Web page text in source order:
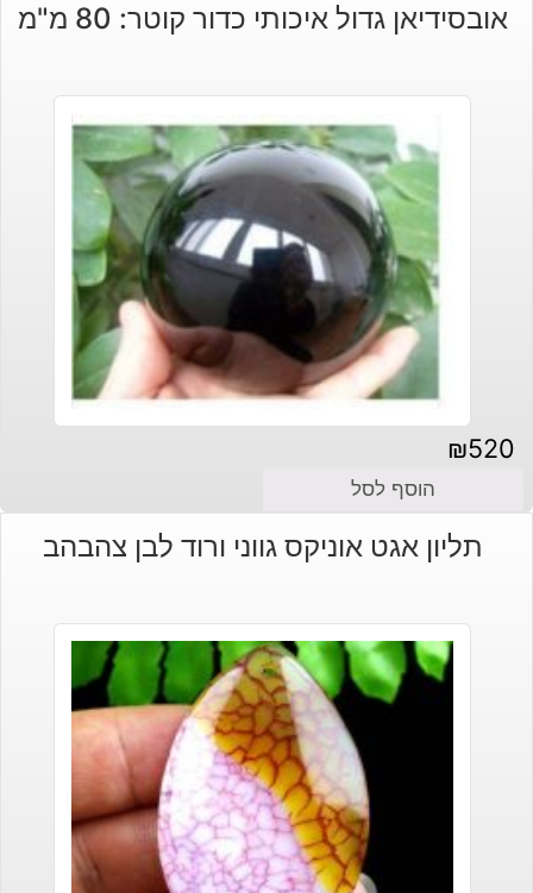
אובסידיאן גדול איכותי כדור קוטר: 80 מ"מ
₪520
הוסף לסל
תליון אגט אוניקס גווני ורוד לבן צהבהב